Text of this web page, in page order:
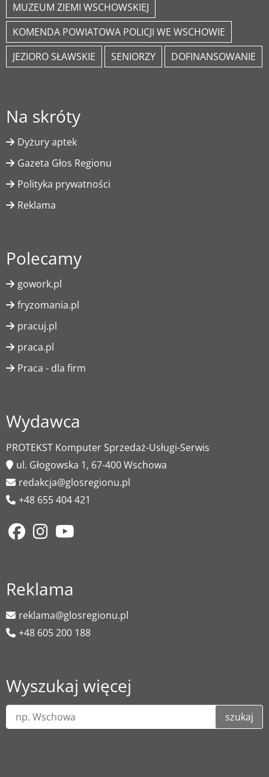
MUZEUM ZIEMI WSCHOWSKIEJ
KOMENDA POWIATOWA POLICJI WE WSCHOWIE
JEZIORO SŁAWSKIE
SENIORZY DOFINANSOWANIE
Na skróty
Dyżury aptek
Gazeta Głos Regionu
Polityka prywatności
Reklama
Polecamy
gowork.pl
fryzomania.pl
pracuj.pl
praca.pl
Praca - dla firm
Wydawca
PROTEKST Komputer Sprzedaż-Usługi-Serwis
ul. Głogowska 1, 67-400 Wschowa
redakcja@glosregionu.pl
+48 655 404 421
Reklama
reklama@glosregionu.pl
+48 605 200 188
Wyszukaj więcej
szukaj